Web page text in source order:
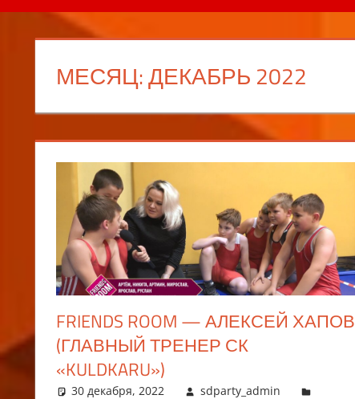
МЕСЯЦ:ДЕКАБРЬ 2022
FRIENDS ROOM — АЛЕКСЕЙ ХАПОВ
(ГЛАВНЫЙ ТРЕНЕР СК
«KULDKARU»)
30 декабря, 2022
sdparty_admin